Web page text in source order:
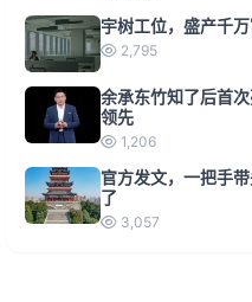
宇树工位，盛产千
2,795
余承东竹知了后首
领先
1,206
官方发文，一把手
了
3,057